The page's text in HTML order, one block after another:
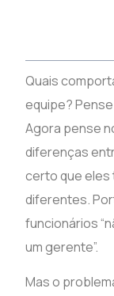
Quais
equipe?
Agora pense
diferenças
certo que eles
diferentes.
funcionários
um gerente”.
Mas o